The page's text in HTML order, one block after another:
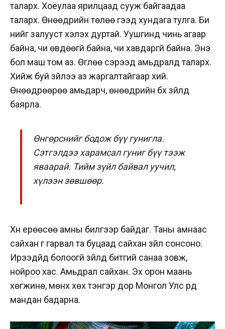
таларх. Хоёулаа ярилцаад сууж байгаадаа
таларх. Өнөөдрийн төлөө гээд хундага тулга. Би
үүнийг залууст хэлэх дуртай. Уушгинд чинь агаар
байна, чи өвдөөгүй байна, чи хавдаргүй байна. Энэ
бол маш том аз. Өглөө сэрээд амьдралд таларх.
Хийж буй зүйлээ аз жаргалтайгаар хий.
Өнөөдрөөрөө амьдарч, өнөөдрийн бүх зүйлд
баярла.
Өнгөрснийг бодож бүү гунигла.
Сэтгэлдээ харамсал гуниг бүү тээж
яваарай. Тийм зүйл байвал уучил,
хүлээн зөвшөөр.
Хүн ерөөсөө амны билгээр байдаг. Таны амнаас
сайхан үг гарвал та буцаад сайхан зүйл сонсоно.
Ирээдүйд болоогүй зүйлд битгий санаа зовж,
нойроо хас. Амьдрал сайхан. Эх орон маань
хөгжинө, мөнх хөх тэнгэр дор Монгол Улс үүрд
мандан бадарна.